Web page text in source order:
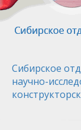
Сибирское
научно-